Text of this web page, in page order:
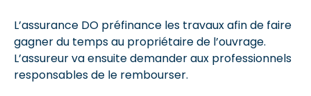
L’assurance DO préfinance les travaux afin de faire
gagner du temps au propriétaire de l’ouvrage.
L’assureur va ensuite demander aux professionnels
responsables de le rembourser.